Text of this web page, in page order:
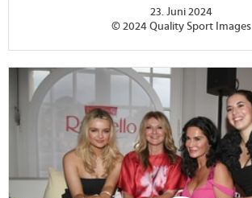
23. Juni 2024
© 2024 Quality Sport Images